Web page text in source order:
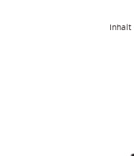
Inhalt